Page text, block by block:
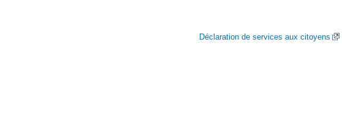
Déclaration de services aux citoyens